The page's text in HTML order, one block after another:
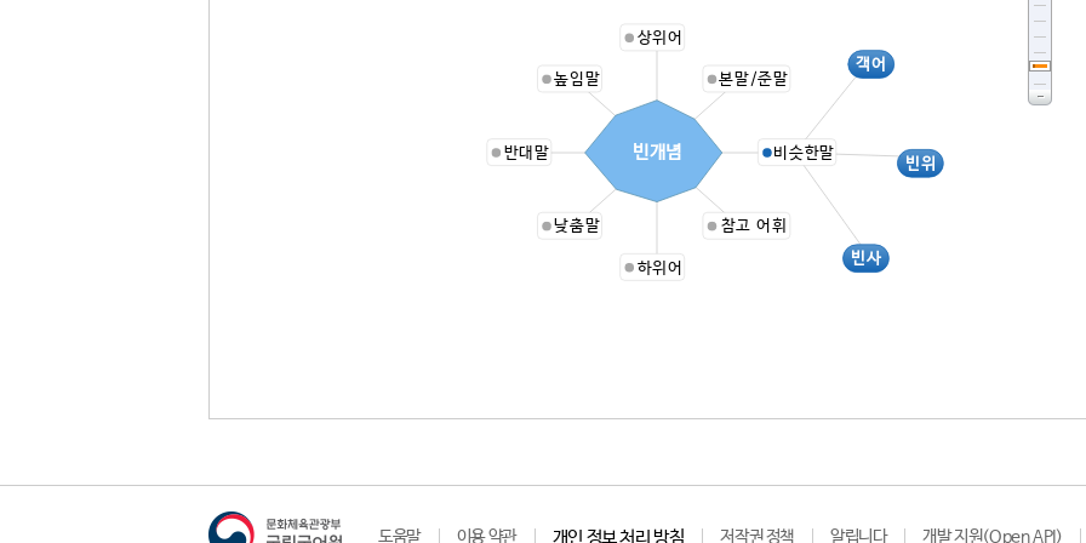
상위어
본말/준말
객어
빈사
빈위
비슷한말
참고 어휘
하위어
낮춤말
반대말
높임말
빈개념
도움말 이용 약관 개인 정보 처리 방침 저작권 정책 알립니다 개발 지원(Open API)